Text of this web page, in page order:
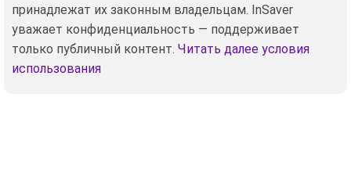
принадлежат их законным владельцам. InSaver
уважает конфиденциальность — поддерживает
только публичный контент. Читать далее условия
использования